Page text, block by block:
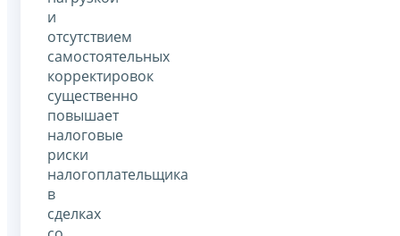
и
отсутствием
самостоятельных
корректировок
существенно
повышает
налоговые
риски
налогоплательщика
в
сделках